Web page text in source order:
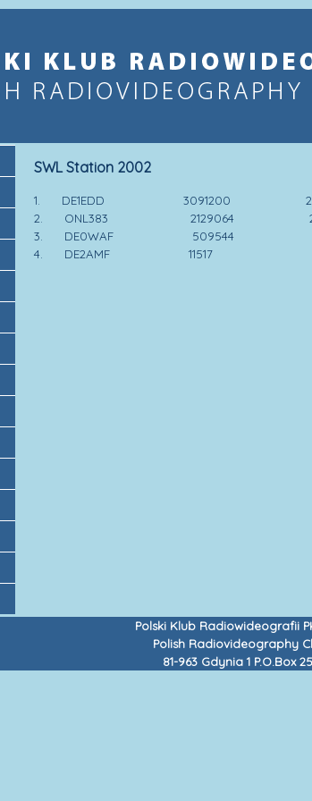
SWL Station 2002
1. DE1EDD 3091200
2. ONL383 2129064
3. DE0WAF 509544
4. DE2AMF 11517
Polski Klub Radiowideografii
Polish Radiovideography
81-963 Gdynia 1 P.O.Box